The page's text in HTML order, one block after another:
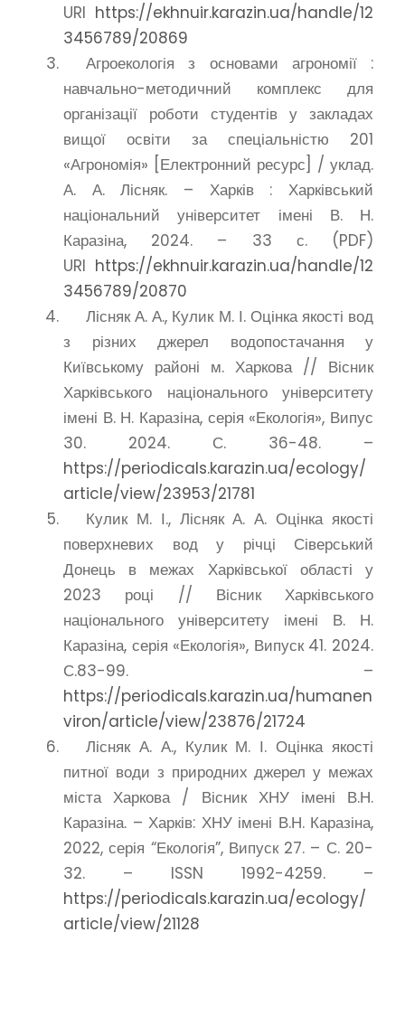
URI https://ekhnuir.karazin.ua/handle/12
3456789/20869
Агроекологія з основами агрономії :
навчально-методичний комплекс для
організації роботи студентів у закладах
вищої освіти за спеціальністю 201
«Агрономія» [Електронний ресурс] / уклад.
А. А. Лісняк. – Харків : Харківський
національний університет імені В. Н.
Каразіна, 2024. – 33 с. (PDF)
URI https://ekhnuir.karazin.ua/handle/12
3456789/20870
Лісняк А. А., Кулик М. І. Оцінка якості вод
з різних джерел водопостачання у
Київському районі м. Харкова // Вісник
Харківського національного університету
імені В. Н. Каразіна, серія «Екологія», Випус
30. 2024. С. 36-48. –
https://periodicals.karazin.ua/ecology/
article/view/23953/21781
Кулик М. І., Лісняк А. А. Оцінка якості
поверхневих вод у річці Сіверський
Донець в межах Харківської області у
2023 році // Вісник Харківського
національного університету імені В. Н.
Каразіна, серія «Екологія», Випуск 41. 2024.
С.83-99. –
https://periodicals.karazin.ua/humanen
viron/article/view/23876/21724
Лісняк А. А., Кулик М. І. Оцінка якості
питної води з природних джерел у межах
міста Харкова / Вісник ХНУ імені В.Н.
Каразіна. – Харків: ХНУ імені В.Н. Каразіна,
2022, серія “Екологія”, Випуск 27. – С. 20-
32. – ISSN 1992-4259. –
https://periodicals.karazin.ua/ecology/
article/view/21128